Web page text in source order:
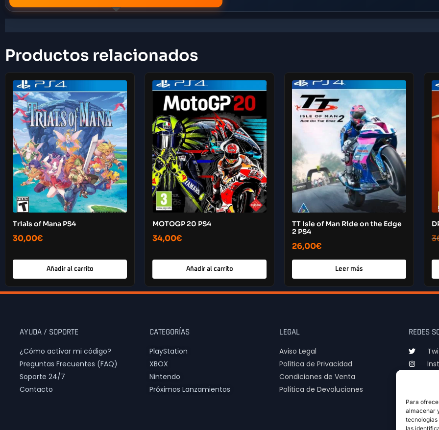
Para
almacenar
las
Productos relacionados
Trials of Mana PS4
30,00€
Añadir al carrito
MOTOGP 20 PS4
34,00€
Añadir al carrito
TT Isle of Man Ride on the Edge
2 PS4
26,00€
Leer más
AYUDA / SOPORTE
¿Cómo activar mi código?
Preguntas Frecuentes (FAQ)
Soporte 24/7
Contacto
CATEGORÍAS
PlayStation
XBOX
Nintendo
Próximos Lanzamientos
LEGAL
Aviso Legal
Política de Privacidad
Condiciones de Venta
Política de Devoluciones
REDES